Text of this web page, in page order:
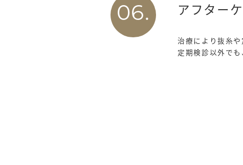
06. アフター
治療により抜糸や
定期検診以外で